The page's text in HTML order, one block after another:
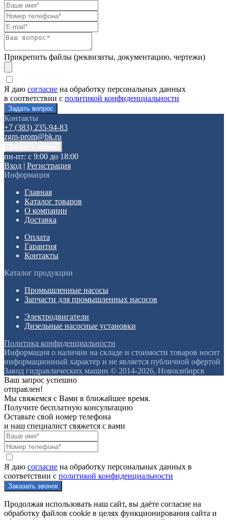
Прикрепить файлы (реквизиты, документацию, чертежи)
Я даю согласие на обработку персональных данных
в соответствии с политикой конфиденциальности
Контакты
+7 (383) 235-94-83
zgm-prom@bk.ru
пн-пт: с 9:00 до 18:00
Вход | Регистрация
Информация
Главная
Каталог товаров
О компании
Доставка
Оплата
Гарантия
Контакты
Каталог продукции
Промышленные насосы
Запчасти для промышленных насосов
Электродвигатели
Дизельные насосные установки
Политика конфиденциальности
Информация о наличии на складе и стоимости товаров носит
информационный характер и не является публичной офертой
Завод гидравлических машин © 2014-2026, Новосибирск
Ваш запрос успешно
отправлен!
Мы свяжемся с Вами в ближайшее время.
Получите бесплатную консультацию
Оставьте свой номер телефона
и наш специалист свяжется с вами
Я даю согласие на обработку персональных данных в
соответствии с политикой конфиденциальности
Продолжая использовать наш сайт, вы даёте согласие на
обработку файлов cookie в целях функционирования сайта и